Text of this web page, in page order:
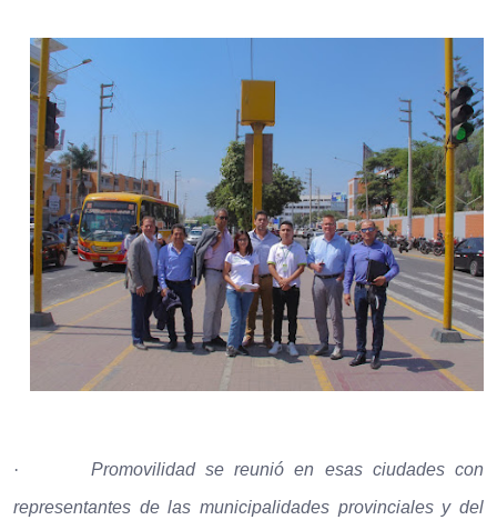
·
Promovilidad se reunió en esas ciudades con
representantes de las municipalidades provinciales y del